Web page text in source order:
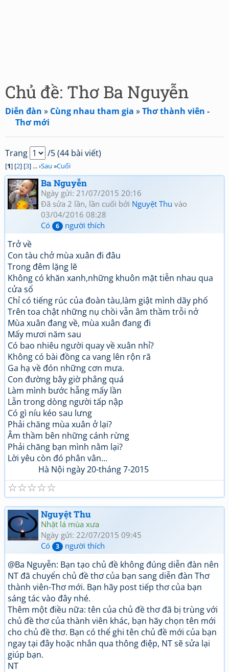
Chủ đề: Thơ Ba Nguyễn
Diễn đàn » Cùng nhau tham gia »Thơ thành viên -
Thơ mới
Trang /5 (44 bài viết)
[1] [2] [3] ... ›Sau »Cuối
Ba Nguyễn
Ngày gửi: 21/07/2015 20:16
Đã sửa 2 lần, lần cuối bởi Nguyệt Thu vào
03/04/2016 08:28
Có
6 người thích
Trở về
Con tàu chở mùa xuân đi đâu
Trong đêm lặng lẽ
Không có khăn xanh,những khuôn mặt tiễn nhau qua
cửa sổ
Chỉ có tiếng rúc của đoàn tàu,làm giật mình dãy phố
Trên toa chật những nụ chồi vẫn âm thầm trỗi nở
Mùa xuân đang về, mùa xuân đang đi
Mấy mươi năm sau
Có bao nhiêu người quay về xuân nhỉ?
Không có bài đồng ca vang lên rộn rã
Ga hạ về đón những cơn mưa.
Con đường bây giờ phẳng quá
Làm mình bước hẫng mấy lần
Lẫn trong dòng người tấp nập
Có gì níu kéo sau lưng
Phải chăng mùa xuân ở lại?
Âm thầm bên những cánh rừng
Phải chăng bạn mình nằm lại?
Lời yêu còn đó phân vân...
Hà Nội ngày 20-tháng 7-2015
☆
☆
☆
☆
☆
Nguyệt Thu
Nhặt lá mùa xưa
Ngày gửi: 22/07/2015 09:45
Có
3 người thích
@Ba Nguyễn: Bạn tạo chủ đề không đúng diễn đàn nên
NT đã chuyển chủ đề thơ của bạn sang diễn đàn Thơ
thành viên-Thơ mới. Bạn hãy post tiếp thơ của bạn
sáng tác vào đây nhé.
Thêm một điều nữa: tên của chủ đề thơ đã bị trùng với
chủ đề thơ của thành viên khác, bạn hãy chọn tên mới
cho chủ đề thơ. Bạn có thể ghi tên chủ đề mới của bạn
ngay tại đây hoặc nhắn qua thông điệp, NT sẽ sửa lại
giúp bạn.
NT